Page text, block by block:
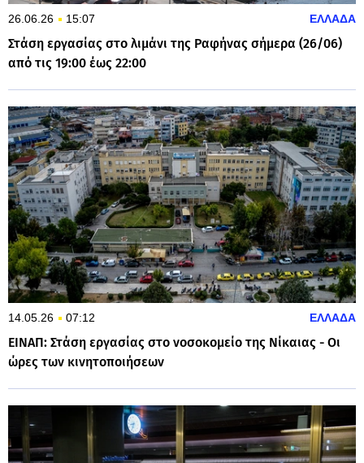
26.06.26 15:07 ΕΛΛΑΔΑ
Στάση εργασίας στο λιμάνι της Ραφήνας σήμερα (26/06)
από τις 19:00 έως 22:00
14.05.26 07:12 ΕΛΛΑΔΑ
ΕΙΝΑΠ: Στάση εργασίας στο νοσοκομείο της Νίκαιας - Οι
ώρες των κινητοποιήσεων